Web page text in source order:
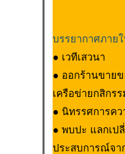
บรรยากาศภาย
● เวทีเสวนา
● ออกร้านขาย
เครือข่ายกสิกร
● นิทรรศการคว
● พบปะ แลกเป
ประสบการณ์จา